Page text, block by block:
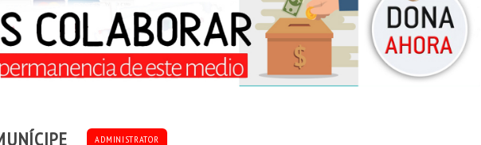
ADMINISTRATOR